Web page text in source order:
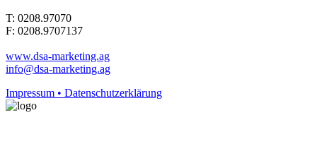
T: 0208.97070
F: 0208.9707137
www.dsa-marketing.ag
info@dsa-marketing.ag
Impressum • Datenschutzerklärung